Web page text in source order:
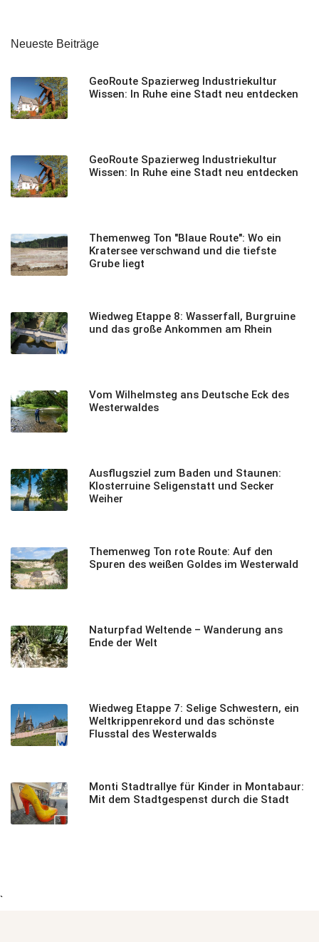
Neueste Beiträge
GeoRoute Spazierweg Industriekultur
Wissen: In Ruhe eine Stadt neu entdecken
GeoRoute Spazierweg Industriekultur
Wissen: In Ruhe eine Stadt neu entdecken
Themenweg Ton "Blaue Route": Wo ein
Kratersee verschwand und die tiefste
Grube liegt
Wiedweg Etappe 8: Wasserfall, Burgruine
und das große Ankommen am Rhein
Vom Wilhelmsteg ans Deutsche Eck des
Westerwaldes
Ausflugsziel zum Baden und Staunen:
Klosterruine Seligenstatt und Secker
Weiher
Themenweg Ton rote Route: Auf den
Spuren des weißen Goldes im Westerwald
Naturpfad Weltende – Wanderung ans
Ende der Welt
Wiedweg Etappe 7: Selige Schwestern, ein
Weltkrippenrekord und das schönste
Flusstal des Westerwalds
Monti Stadtrallye für Kinder in Montabaur:
Mit dem Stadtgespenst durch die Stadt
`